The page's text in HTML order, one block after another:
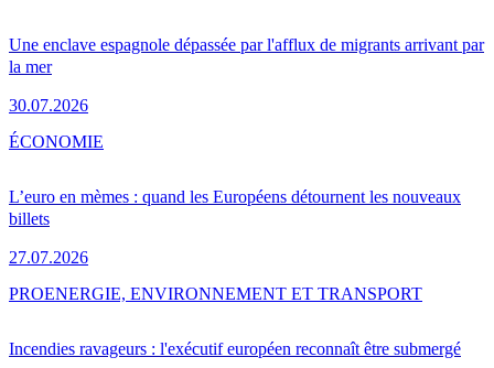
Une enclave espagnole dépassée par l'afflux de migrants arrivant par
la mer
30.07.2026
L’euro en mèmes : quand les Européens détournent les nouveaux
billets
27.07.2026
ÉCONOMIE
Incendies ravageurs : l'exécutif européen reconnaît être submergé
PROENERGIE, ENVIRONNEMENT ET TRANSPORT